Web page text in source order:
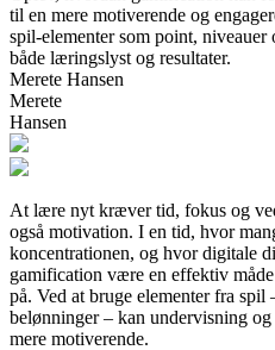
til en mere motiverende og
spil-elementer som point,
både læringslyst og resultater.
Merete Hansen
Merete
Hansen
At lære nyt kræver tid, fokus og
også motivation. I en tid, hvor
koncentrationen, og hvor digitale
gamification være en effektiv
på. Ved at bruge elementer fra spil
belønninger – kan undervisning
mere motiverende.